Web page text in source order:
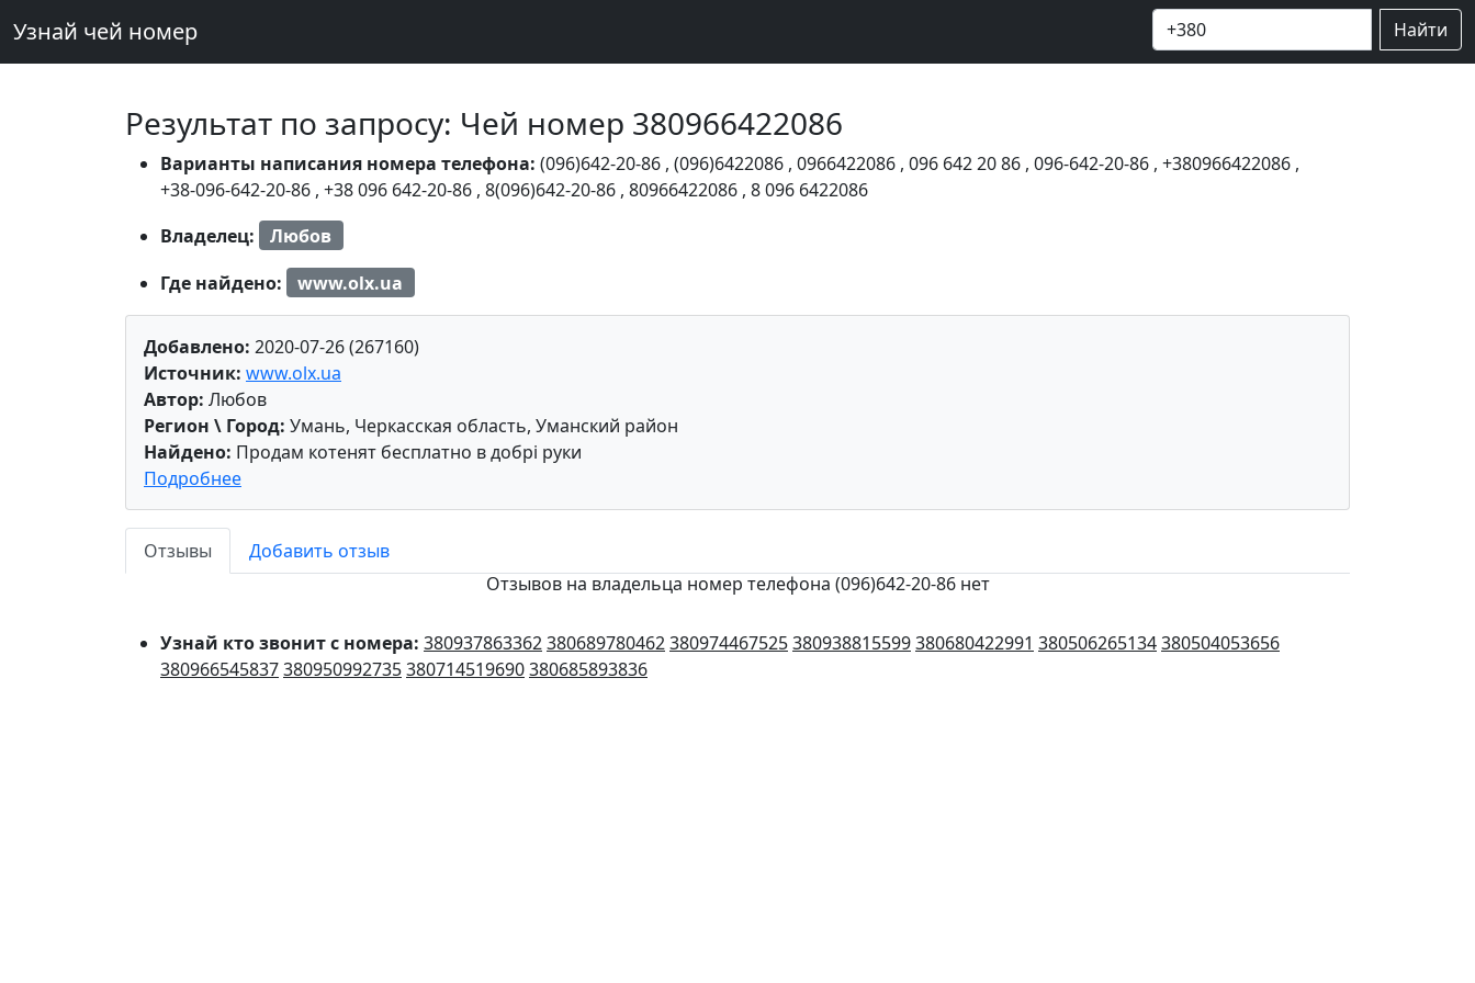
Узнай чей номер Найти
Результат по запросу: Чей номер 380966422086
Варианты написания номера телефона: (096)642-20-86 , (096)6422086 , 0966422086 , 096 642 20 86 , 096-642-20-86 , +380966422086 ,
+38-096-642-20-86 , +38 096 642-20-86 , 8(096)642-20-86 , 80966422086 , 8 096 6422086
Владелец:
Любов
Где найдено:
www.olx.ua
Добавлено: 2020-07-26 (267160)
Источник: www.olx.ua
Автор: Любов
Регион \ Город: Умань, Черкасская область, Уманский район
Найдено: Продам котенят бесплатно в добрі руки
Подробнее
Отзывы
Добавить отзыв
Отзывов на владельца номер телефона (096)642-20-86 нет
Узнай кто звонит с номера: 380937863362380689780462380974467525380938815599380680422991 380506265134380504053656
380966545837380950992735380714519690380685893836